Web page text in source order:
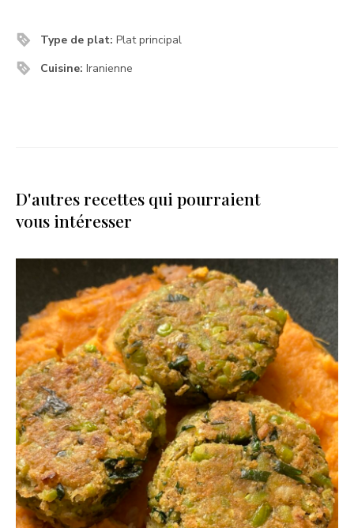
Type de plat:Plat principal
Cuisine:Iranienne
D'autres recettes qui pourraient
vous intéresser